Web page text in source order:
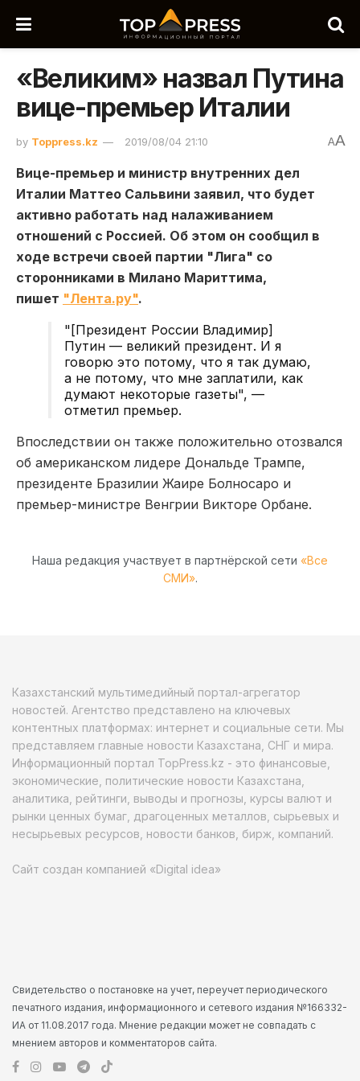
«Великим» назвал Путина
вице-премьер Италии
by Toppress.kz 2019/08/04 21:10 AA
Вице-премьер и министр внутренних дел
Италии Маттео Сальвини заявил, что будет
активно работать над налаживанием
отношений с Россией. Об этом он сообщил в
ходе встречи своей партии "Лига" со
сторонниками в Милано Мариттима,
пишет "Лента.ру".
"[Президент России Владимир]
Путин — великий президент. И я
говорю это потому, что я так думаю,
а не потому, что мне заплатили, как
думают некоторые газеты", —
отметил премьер.
Впоследствии он также положительно отозвался
об американском лидере Дональде Трампе,
президенте Бразилии Жаире Болносаро и
премьер-министре Венгрии Викторе Орбане.
Наша редакция участвует в партнёрской сети «Все
СМИ».
Казахстанский мультимедийный портал-агрегатор
новостей. Агентство представлено на ключевых
контентных платформах: интернет и социальные сети. Мы
представляем главные новости Казахстана, СНГ и мира.
Информационный портал TopPress.kz - это финансовые,
экономические, политические новости Казахстана,
аналитика, рейтинги, выводы и прогнозы, курсы валют и
рынки ценных бумаг, драгоценных металлов, сырьевых и
несырьевых ресурсов, новости банков, бирж, компаний.
Сайт создан компанией «Digital idea»
Свидетельство о постановке на учет, переучет периодического
печатного издания, информационного и сетевого издания №166332-
ИА от 11.08.2017 года. Мнение редакции может не совпадать с
мнением авторов и комментаторов сайта.